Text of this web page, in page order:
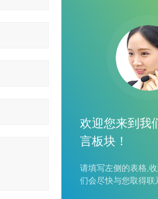
欢迎您来到我
言板块！
请填写左侧的表格,
们会尽快与您取得联